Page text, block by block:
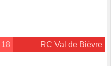
18 RC Val de Bièvre